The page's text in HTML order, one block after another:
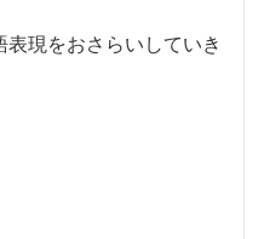
現をおさらいしていき